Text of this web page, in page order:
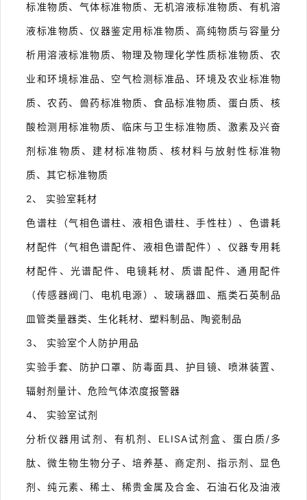
标准物质、气体标准物质、无机溶液标准物质、有机溶
液标准物质、仪器鉴定用标准物质、高纯物质与容量分
析用溶液标准物质、物理及物理化学性质标准物质、农
业和环境标准品、空气检测标准品、环境及农业标准物
质、农药、兽药标准物质、食品标准物质、蛋白质、核
酸检测用标准物质、临床与卫生标准物质、激素及兴奋
剂标准物质、建材标准物质、核材料与放射性标准物
质、其它标准物质
2、 实验室耗材
色谱柱（气相色谱柱、液相色谱柱、手性柱）、色谱耗
材配件（气相色谱配件、液相色谱配件）、仪器专用耗
材配件、光谱配件、电镜耗材、质谱配件、通用配件
（传感器阀门、电机电源）、玻璃器皿、瓶类石英制品
皿管类量器类、生化耗材、塑料制品、陶瓷制品
3、 实验室个人防护用品
实验手套、防护口罩、防毒面具、护目镜、喷淋装置、
辐射剂量计、危险气体浓度报警器
4、 实验室试剂
分析仪器用试剂、有机剂、ELISA试剂盒、蛋白质/多
肽、微生物生物分子、培养基、商定剂、指示剂、显色
剂、纯元素、稀土、稀贵金属及合金、石油石化及油液